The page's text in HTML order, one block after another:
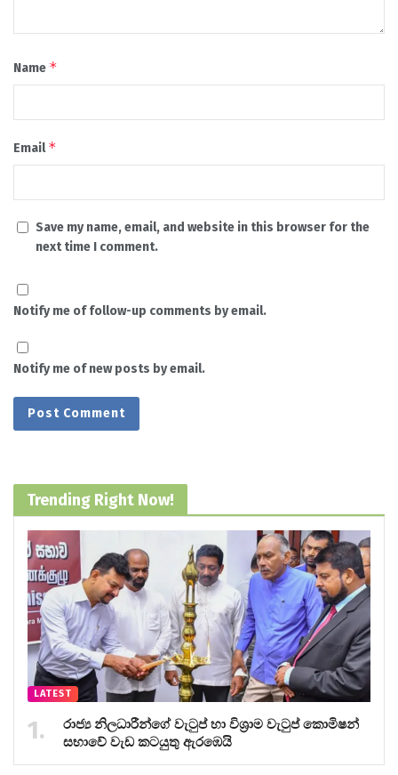
Name *
Email*
Save my name, email, and website in this browser for the
next time I comment.
Notify me of follow-up comments by email.
Notify me of new posts by email.
Trending Right Now!
LATEST
රාජ්‍ය නිලධාරීන්ගේ වැටුප් හා විශ්‍රාම වැටුප් කොමිෂන්
සභාවේ වැඩ කටයුතු ඇරඹෙයි